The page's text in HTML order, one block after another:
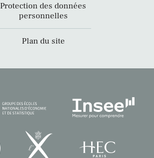
Protection des données
personnelles
Plan du site